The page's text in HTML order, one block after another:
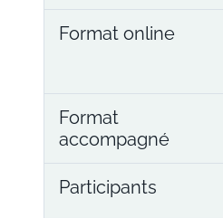
Format online
Format
accompagné
Participants